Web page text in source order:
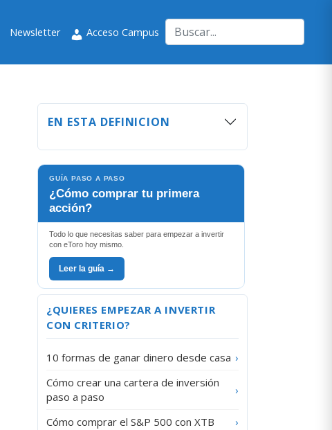
Newsletter Acceso Campus
EN ESTA DEFINICION
GUÍA PASO A PASO
¿Cómo comprar tu primera
acción?
Todo lo que necesitas saber para empezar a invertir
con eToro hoy mismo.
Leer la guía →
¿QUIERES EMPEZAR A INVERTIR
CON CRITERIO?
10 formas de ganar dinero desde casa ›
Cómo crear una cartera de inversión
paso a paso
›
Cómo comprar el S&P 500 con XTB ›